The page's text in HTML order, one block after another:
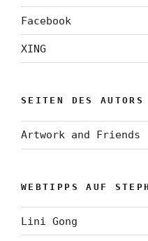
Facebook
XING
SEITEN DES AUTORS
Artwork and Friends
WEBTIPPS AUF
Lini Gong